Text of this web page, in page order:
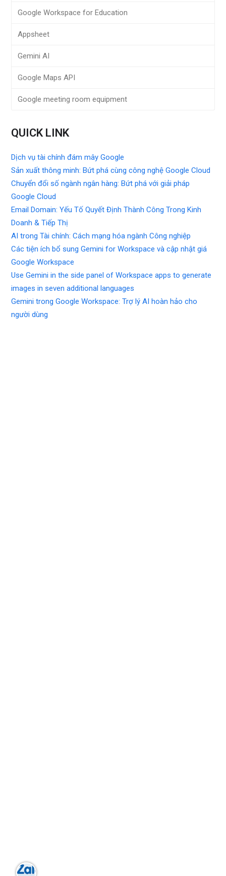
Google Workspace for Education
Appsheet
Gemini AI
Google Maps API
Google meeting room equipment
QUICK LINK
Dịch vụ tài chính đám mây Google
Sản xuất thông minh: Bứt phá cùng công nghệ Google Cloud
Chuyển đổi số ngành ngân hàng: Bứt phá với giải pháp
Google Cloud
Email Domain: Yếu Tố Quyết Định Thành Công Trong Kinh
Doanh & Tiếp Thị
AI trong Tài chính: Cách mạng hóa ngành Công nghiệp
Các tiện ích bổ sung Gemini for Workspace và cập nhật giá
Google Workspace
Use Gemini in the side panel of Workspace apps to generate
images in seven additional languages
Gemini trong Google Workspace: Trợ lý AI hoàn hảo cho
người dùng